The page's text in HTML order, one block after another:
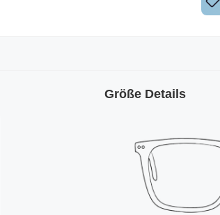
Größe Details